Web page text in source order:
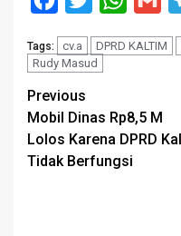
Tags: cv.a DPRD KALTIM
Rudy Masud
Post
navigation
Previous
Mobil Dinas Rp8,5 M
Lolos Karena DPRD
Tidak Berfungsi